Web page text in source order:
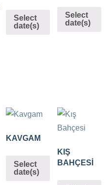
Select
date(s)
Select
date(s)
KAVGAM
Select
date(s)
KIŞ
BAHÇESİ